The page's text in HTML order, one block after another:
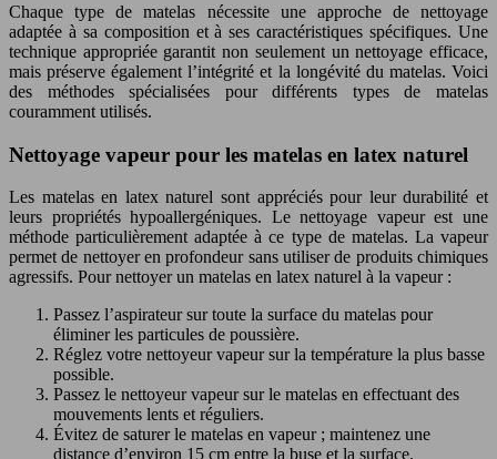
Chaque type de matelas nécessite une approche de nettoyage
adaptée à sa composition et à ses caractéristiques spécifiques. Une
technique appropriée garantit non seulement un nettoyage efficace,
mais préserve également l’intégrité et la longévité du matelas. Voici
des méthodes spécialisées pour différents types de matelas
couramment utilisés.
Nettoyage vapeur pour les matelas en latex naturel
Les matelas en latex naturel sont appréciés pour leur durabilité et
leurs propriétés hypoallergéniques. Le nettoyage vapeur est une
méthode particulièrement adaptée à ce type de matelas. La vapeur
permet de nettoyer en profondeur sans utiliser de produits chimiques
agressifs. Pour nettoyer un matelas en latex naturel à la vapeur :
Passez l’aspirateur sur toute la surface du matelas pour
éliminer les particules de poussière.
Réglez votre nettoyeur vapeur sur la température la plus basse
possible.
Passez le nettoyeur vapeur sur le matelas en effectuant des
mouvements lents et réguliers.
Évitez de saturer le matelas en vapeur ; maintenez une
distance d’environ 15 cm entre la buse et la surface.